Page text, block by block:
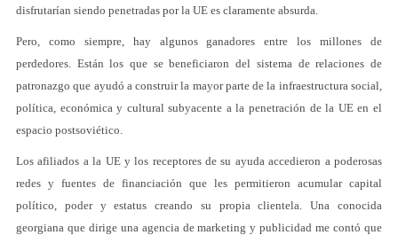
disfrutarían siendo penetradas por la UE es claramente absurda.
Pero, como siempre, hay algunos ganadores entre los millones de
perdedores. Están los que se beneficiaron del sistema de relaciones de
patronazgo que ayudó a construir la mayor parte de la infraestructura social,
política, económica y cultural subyacente a la penetración de la UE en el
espacio postsoviético.
Los afiliados a la UE y los receptores de su ayuda accedieron a poderosas
redes y fuentes de financiación que les permitieron acumular capital
político, poder y estatus creando su propia clientela. Una conocida
georgiana que dirige una agencia de marketing y publicidad me contó que